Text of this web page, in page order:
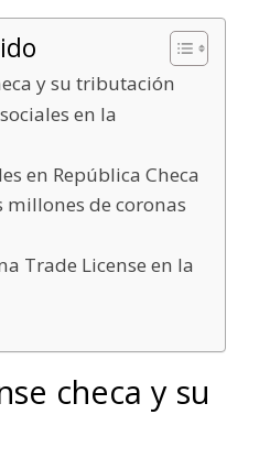
y su tributación
en la
en República Checa
millones de coronas
Trade License en la
checa y su